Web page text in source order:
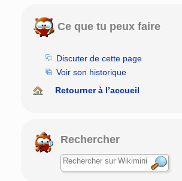
Ce que tu peux faire
Discuter de cette page
Voir son historique
Retourner à l’accueil
Rechercher